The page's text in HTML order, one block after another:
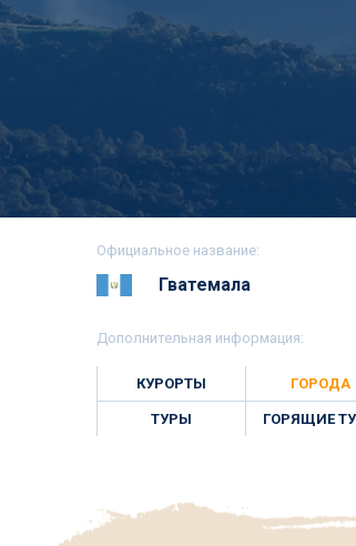
Официальное название:
Гватемала
Дополнительная информация:
КУРОРТЫ ГОРОДА
ТУРЫ ГОРЯЩИЕ